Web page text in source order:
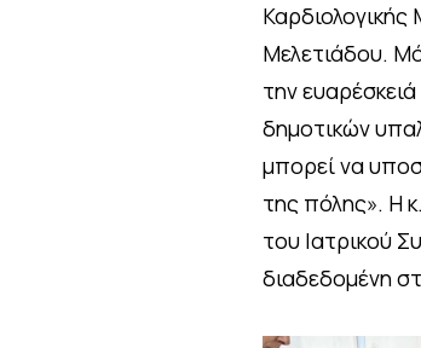
Μελετιάδου.
την
δημοτικών
μπορεί να
της πόλης». Η
του Ιατρικού
διαδεδομένη